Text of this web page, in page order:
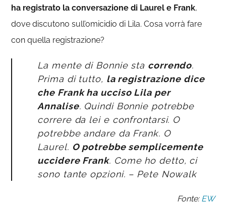
ha registrato la conversazione di Laurel e Frank,
dove discutono sull’omicidio di Lila. Cosa vorrà fare
con quella registrazione?
La mente di Bonnie sta correndo.
Prima di tutto, la registrazione dice
che Frank ha ucciso Lila per
Annalise. Quindi Bonnie potrebbe
correre da lei e confrontarsi. O
potrebbe andare da Frank. O
Laurel. O potrebbe semplicemente
uccidere Frank. Come ho detto, ci
sono tante opzioni. – Pete Nowalk
Fonte:EW